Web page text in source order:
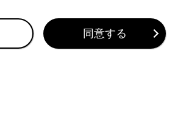
同意する